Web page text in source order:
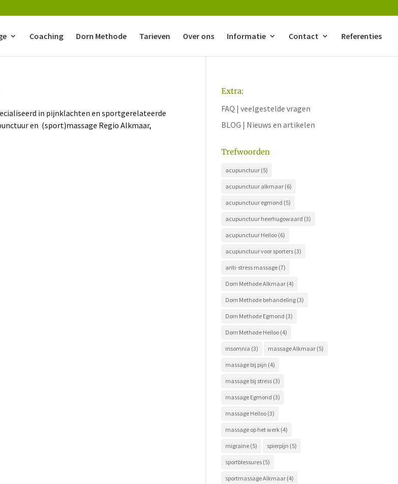
Coaching Dorn Methode Tarieven Over ons Informatie Contact Referenties
in pijnklachten en sportgerelateerde
en (sport)massage Regio Alkmaar,
Extra:
FAQ | veelgestelde vragen
BLOG | Nieuws en artikelen
Trefwoorden
acupunctuur(5)
acupunctuur alkmaar(6)
acupunctuur egmond (5)
acupunctuur heerhugowaard (3)
acupunctuur Heiloo(6)
acupunctuur voor sporters(3)
anti-stress massage(7)
Dorn Methode Alkmaar(4)
Dorn Methode behandeling(3)
Dorn Methode Egmond (3)
Dorn Methode Heiloo(4)
insomnia (3) massage Alkmaar(5)
massage bij pijn (4)
massage bij stress(3)
massage Egmond (3)
massage Heiloo(3)
massage op het werk(4)
migraine(5) spierpijn (5)
sportblessures(5)
sportmassage Alkmaar(4)